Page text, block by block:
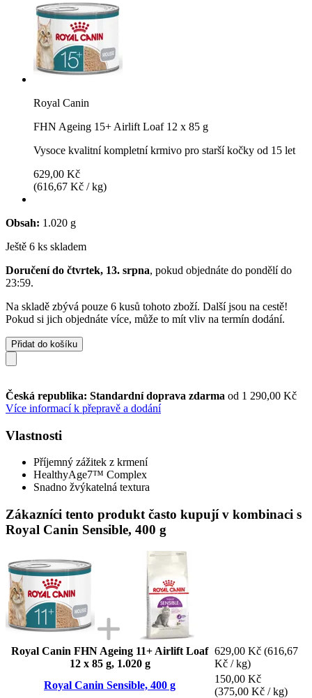
Royal Canin
FHN Ageing 15+ Airlift Loaf 12 x 85 g
Vysoce kvalitní kompletní krmivo pro starší kočky od 15 let
629,00 Kč
(616,67 Kč / kg)
Obsah: 1.020 g
Ještě 6 ks skladem
Doručení do čtvrtek, 13. srpna, pokud objednáte do pondělí do
23:59.
Na skladě zbývá pouze 6 kusů tohoto zboží. Další jsou na cestě!
Pokud si jich objednáte více, může to mít vliv na termín dodání.
Přidat do košíku
Česká republika: Standardní doprava zdarma od 1 290,00 Kč
Více informací k přepravě a dodání
Vlastnosti
Příjemný zážitek z krmení
HealthyAge7™ Complex
Snadno žvýkatelná textura
Zákazníci tento produkt často kupují v kombinaci s
Royal Canin Sensible, 400 g
Royal Canin FHN Ageing 11+ Airlift Loaf
12 x 85 g, 1.020 g
629,00 Kč (616,67
Kč / kg)
Royal Canin Sensible, 400 g
150,00 Kč
(375,00 Kč / kg)